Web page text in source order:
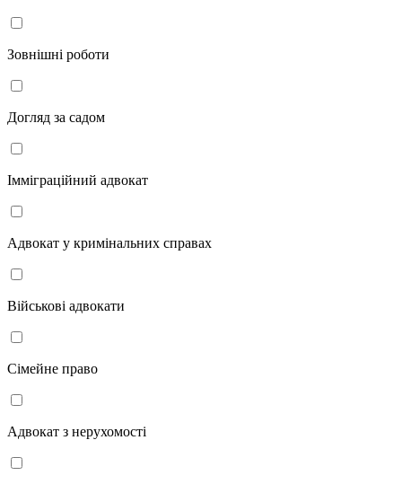
Зовнішні роботи
Догляд за садом
Імміграційний адвокат
Адвокат у кримінальних справах
Військові адвокати
Сімейне право
Адвокат з нерухомості